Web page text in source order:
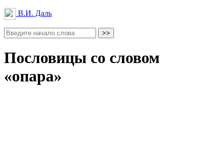
В.И. Даль
Пословицы со словом
«опара»